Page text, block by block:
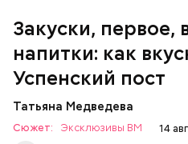
Закуски, первое,
напитки: как
Успенский пост
Татьяна Медведева
Сюжет: Эксклюзивы ВМ 14
зелень петрушки и